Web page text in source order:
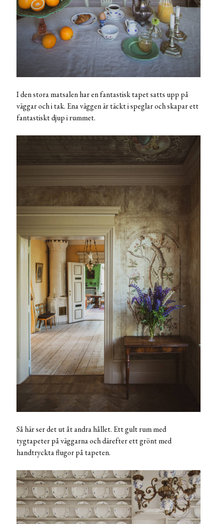
I den stora matsalen har en fantastisk tapet satts upp på
väggar och i tak. Ena väggen är täckt i speglar och skapar ett
fantastiskt djup i rummet.
Så här ser det ut åt andra hållet. Ett gult rum med
tygtapeter på väggarna och därefter ett grönt med
handtryckta flugor på tapeten.